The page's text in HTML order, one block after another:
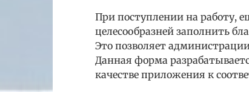
При поступлении на работу,
целесообразней заполнить
Это позволяет
Данная форма
качестве приложения к